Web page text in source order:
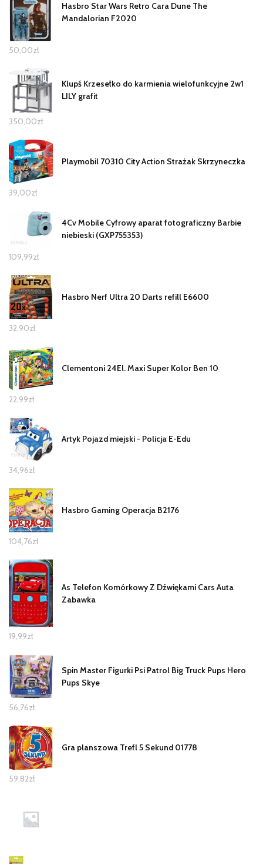
Hasbro Star Wars Retro Cara Dune The
Mandalorian F2020
50,00zł
Klupś Krzesełko do karmienia wielofunkcyjne 2w1
LILY grafit
350,00zł
Playmobil 70310 City Action Strażak Skrzyneczka
39,00zł
4Cv Mobile Cyfrowy aparat fotograficzny Barbie
niebieski (GXP755353)
109,99zł
Hasbro Nerf Ultra 20 Darts refill E6600
32,90zł
Clementoni 24El. Maxi Super Kolor Ben 10
22,99zł
Artyk Pojazd miejski - Policja E-Edu
34,96zł
Hasbro Gaming Operacja B2176
104,76zł
As Telefon Komórkowy Z Dźwiękami Cars Auta
Zabawka
19,99zł
Spin Master Figurki Psi Patrol Big Truck Pups Hero
Pups Skye
56,76zł
Gra planszowa Trefl 5 Sekund 01778
59,82zł